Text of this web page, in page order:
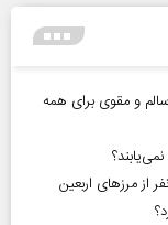
صبحانه سریع، سالم و مقوی برای همه